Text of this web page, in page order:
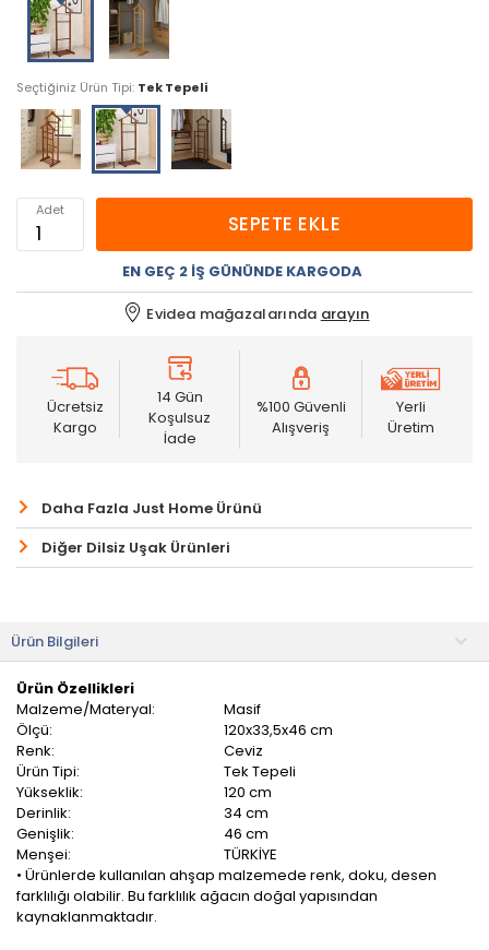
Seçtiğiniz Ürün Tipi: Tek Tepeli
Adet
SEPETE EKLE
EN GEÇ 2 İŞ GÜNÜNDE KARGODA
Evidea mağazalarında arayın
Ücretsiz
Kargo
14 Gün
Koşulsuz
İade
%100 Güvenli
Alışveriş
Yerli
Üretim
Daha Fazla Just Home Ürünü
Diğer Dilsiz Uşak Ürünleri
Ürün Bilgileri
Ürün Özellikleri
Malzeme/Materyal:
Masif
Ölçü:
120x33,5x46 cm
Renk:
Ceviz
Ürün Tipi:
Tek Tepeli
Yükseklik:
120 cm
Derinlik:
34 cm
Genişlik:
46 cm
Menşei:
TÜRKİYE
• Ürünlerde kullanılan ahşap malzemede renk, doku, desen
farklılığı olabilir. Bu farklılık ağacın doğal yapısından
kaynaklanmaktadır.